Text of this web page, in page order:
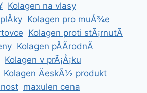
Kolagen na vlasy
Kolagen pro muÅ¾e
Kolagen proti stÃ¡rnutÃ­
Kolagen pÅÃ­rodnÃ­
Kolagen v prÃ¡Å¡ku
Kolagen ÄeskÃ½ produkt
maxulen cena